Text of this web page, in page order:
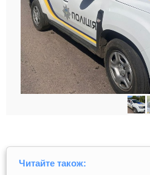
Читайте також: